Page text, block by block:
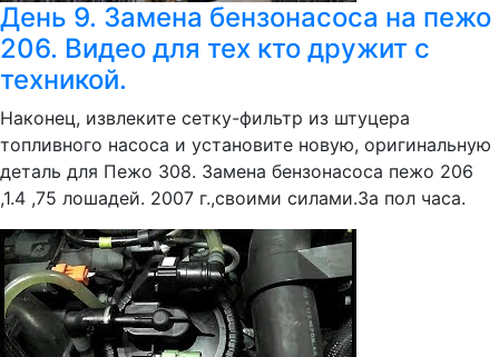
День 9. Замена бензонасоса на пежо
206. Видео для тех кто дружит с
техникой.
Наконец, извлеките сетку-фильтр из штуцера
топливного насоса и установите новую, оригинальную
деталь для Пежо 308. Замена бензонасоса пежо 206
,1.4 ,75 лошадей. 2007 г.,своими силами.За пол часа.